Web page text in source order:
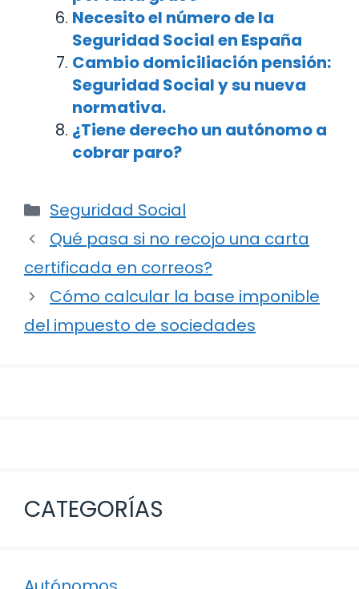
Necesito el número de la
Seguridad Social en España
Cambio domiciliación pensión:
Seguridad Social y su nueva
normativa.
¿Tiene derecho un autónomo a
cobrar paro?
Categorías
Seguridad Social
Navegación
de
entradas
Qué pasa si no recojo una carta
certificada en correos?
Cómo calcular la base imponible
del impuesto de sociedades
CATEGORÍAS